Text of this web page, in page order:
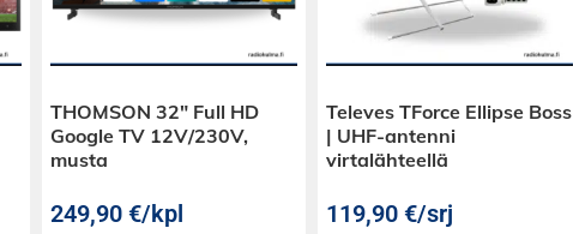
THOMSON 32″ Full HD
Google TV 12V/230V,
musta
249,90 €/kpl
Televes TForce Ellipse Boss
| UHF-antenni
virtalähteellä
119,90 €/srj